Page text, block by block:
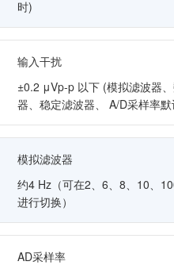
时)
输入干扰
±0.2 μVp-p 以下 (模拟滤波器
器、稳定滤波器、 A/D采样率
模拟滤波器
约4 Hz（可在2、6、8、10、
进行切换）
AD采样率